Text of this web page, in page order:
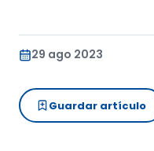
29 ago 2023
Guardar artículo